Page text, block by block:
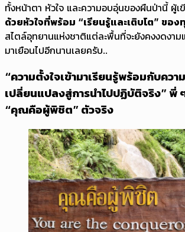
ทั้งหน้าตา หัวใจ และความอบอุ่นของผืนป่านี้ ผู้เ
ด้วยหัวใจที่พร้อม “เรียนรู้และเติบโต” ของ
สไตล์อุทยานแห่งชาติแต่ละพื้นที่จะยังคงงดงาม
มาเยือนไปอีกนานเลยครับ..
“ความตั้งใจเข้ามาเรียนรู้พร้อมกับควา
เปลี่ยนแปลงสู่การนำไปปฏิบัติจริง” พี่
“คุณคือผู้พิชิต” ตัวจริง